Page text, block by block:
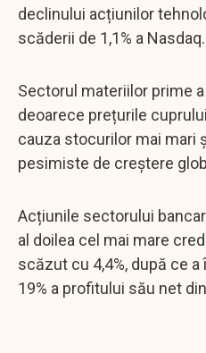
declinului acțiunilor
scăderii de 1,1% a Nasdaq.
Sectorul materiilor prime
deoarece prețurile
cauza stocurilor mai mari
pesimiste de creștere
Acțiunile sectorului
al doilea cel mai mare
scăzut cu 4,4%, după ce
19% a profitului său net